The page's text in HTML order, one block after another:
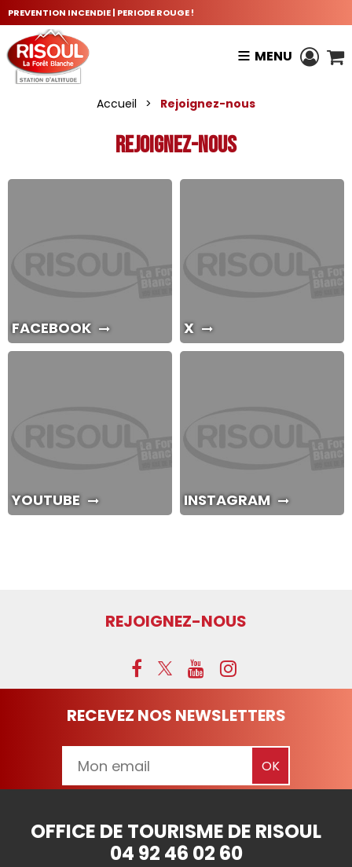
PREVENTION INCENDIE | PERIODE ROUGE !
MENU
Accueil > Rejoignez-nous
Rejoignez-nous
FACEBOOK X
YOUTUBE INSTAGRAM
REJOIGNEZ-NOUS
RECEVEZ NOS NEWSLETTERS
OFFICE DE TOURISME DE RISOUL
04 92 46 02 60